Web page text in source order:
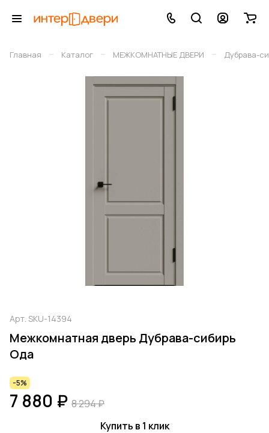
Главная – Каталог – МЕЖКОМНАТНЫЕ ДВЕРИ – Дубрава-
Арт. SKU-14394
Межкомнатная дверь Дубрава-сибирь
Ода
-5%
7 880 ₽ 8 294 ₽
Купить в 1 клик